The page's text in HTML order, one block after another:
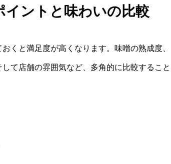
イントと味わいの比較
くと満足度が高くなります。味噌の熟成度、
て店舗の雰囲気など、多角的に比較すること